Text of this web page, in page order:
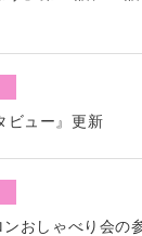
ビュー』更新
ンおしゃべり会の